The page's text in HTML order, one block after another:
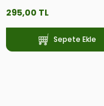
295,00 TL
Sepete Ekle